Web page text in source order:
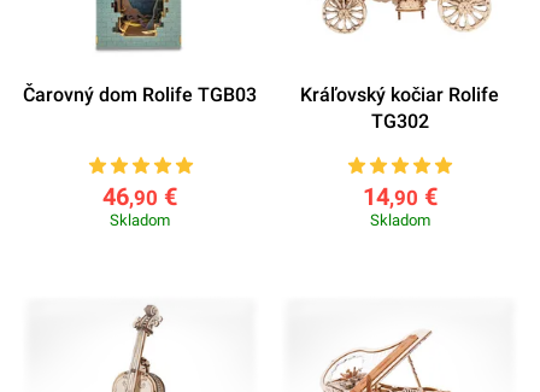
Čarovný dom Rolife TGB03
46,90 €
Skladom
Kráľovský kočiar Rolife
TG302
14,90 €
Skladom